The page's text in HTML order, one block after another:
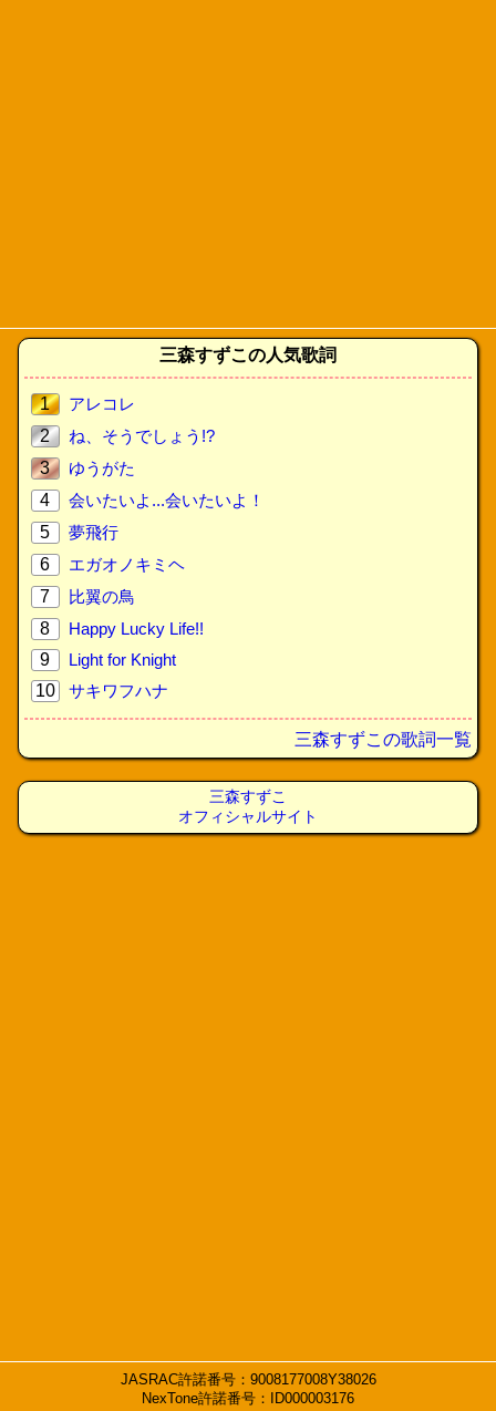
三森すずこの人気歌詞
1
アレコレ
2
ね、そうでしょう!?
3
ゆうがた
4
会いたいよ...会いたいよ！
5
夢飛行
6
エガオノキミヘ
7
比翼の鳥
8
Happy Lucky Life!!
9
Light for Knight
10
サキワフハナ
三森すずこの歌詞一覧
三森すずこ
オフィシャルサイト
JASRAC許諾番号：9008177008Y38026
NexTone許諾番号：ID000003176